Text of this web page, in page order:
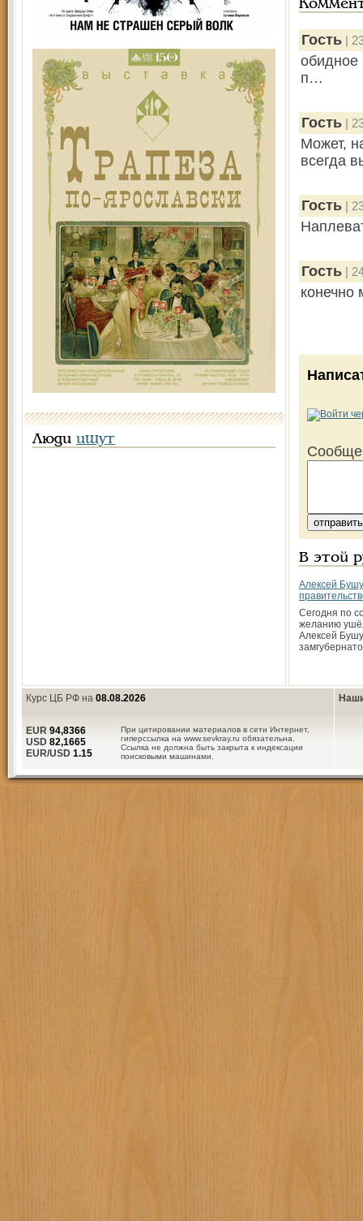
Люди ищут
Гость |
обидное
п…
Гость |
Может,
всегда
Гость |
Гость |
В этой
Алексей
Сегодня по
желанию
Алексей
Курс ЦБ РФ на 08.08.2026
При цитировании материалов в сети Интернет,
гиперссылка на www.sevkray.ru обязательна.
Ссылка не должна быть закрыта к индексации
поисковыми машинами.
EUR 94,8366
USD 82,1665
EUR/USD 1.15